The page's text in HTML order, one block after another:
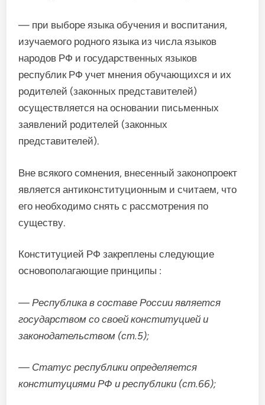
— при выборе языка обучения и воспитания,
изучаемого родного языка из числа языков
народов РФ и государственных языков
республик РФ учет мнения обучающихся и их
родителей (законных представителей)
осуществляется на основании письменных
заявлений родителей (законных
представителей).
Вне всякого сомнения, внесенный законопроект
является антиконституционным и считаем, что
его необходимо снять с рассмотрения по
существу.
Конституцией РФ закреплены следующие
основополагающие принципы :
— Республика в составе России является
государством со своей конституцией и
законодательством (ст.5);
— Статус республики определяется
конституциями РФ и республики (ст.66);